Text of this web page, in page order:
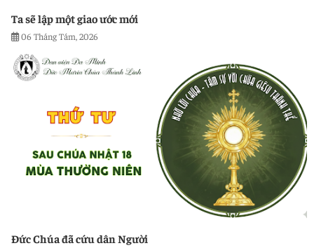
Ta sẽ lập một giao ước mới
06 Tháng Tám, 2026
Đức Chúa đã cứu dân Người